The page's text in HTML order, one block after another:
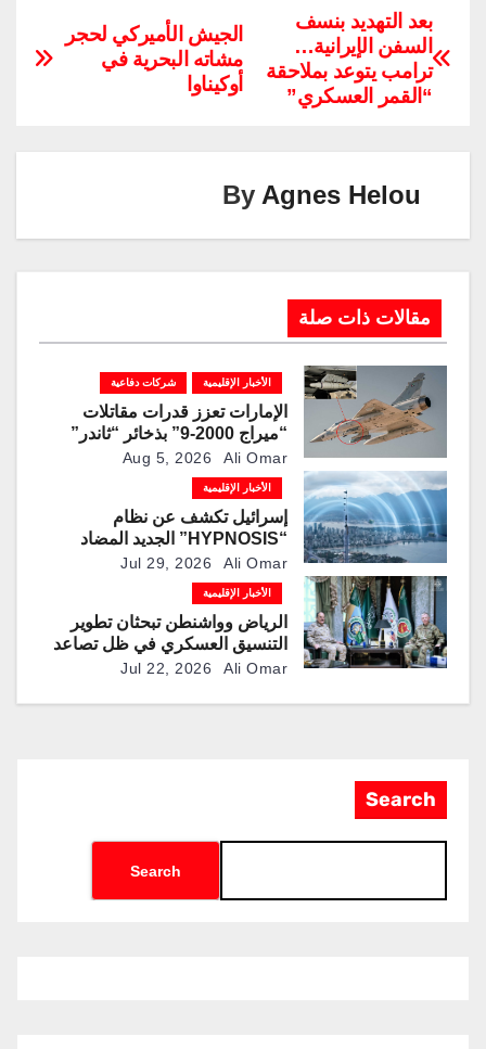
c
e
b
k
at
s
A
tt
er
e
st
ail
e
gr
a
k
e
p
y
الجيش الأميركي لحجر
مشاته البحرية في
أوكيناوا
بعد التهديد بنسف
السفن الإيرانية…
ترامب يتوعد بملاحقة
“القمر العسكري”
By Agnes Helou
مقالات ذات صلة
الأخبار الإقليمية شركات دفاعية
الإمارات تعزز قدرات مقاتلات
“ميراج 2000-9” بذخائر “ثاندر”
الذكية المطورة محليًا
Aug 5, 2026 Ali Omar
الأخبار الإقليمية
إسرائيل تكشف عن نظام
“HYPNOSIS” الجديد المضاد
للمسيرات
Jul 29, 2026 Ali Omar
الأخبار الإقليمية
الرياض وواشنطن تبحثان تطوير
التنسيق العسكري في ظل تصاعد
التوترات الإقليميةJul 22, 2026 Ali Omar
Search
Search